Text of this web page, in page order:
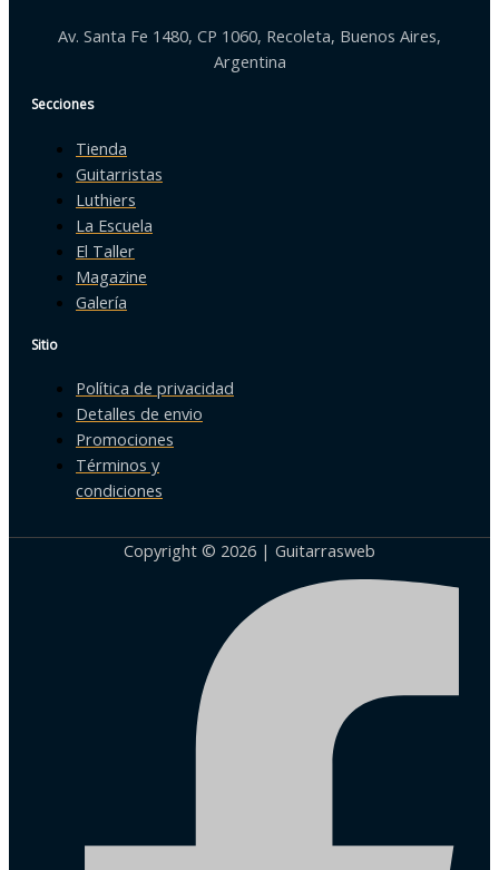
Av. Santa Fe 1480, CP 1060, Recoleta, Buenos Aires,
Argentina
Secciones
Tienda
Guitarristas
Luthiers
La Escuela
El Taller
Magazine
Galería
Sitio
Política de privacidad
Detalles de envio
Promociones
Términos y
condiciones
Copyright © 2026 | Guitarrasweb